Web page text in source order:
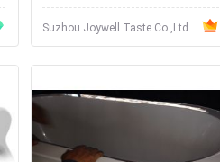
た
Suzhou Joywell Taste Co.,Ltd